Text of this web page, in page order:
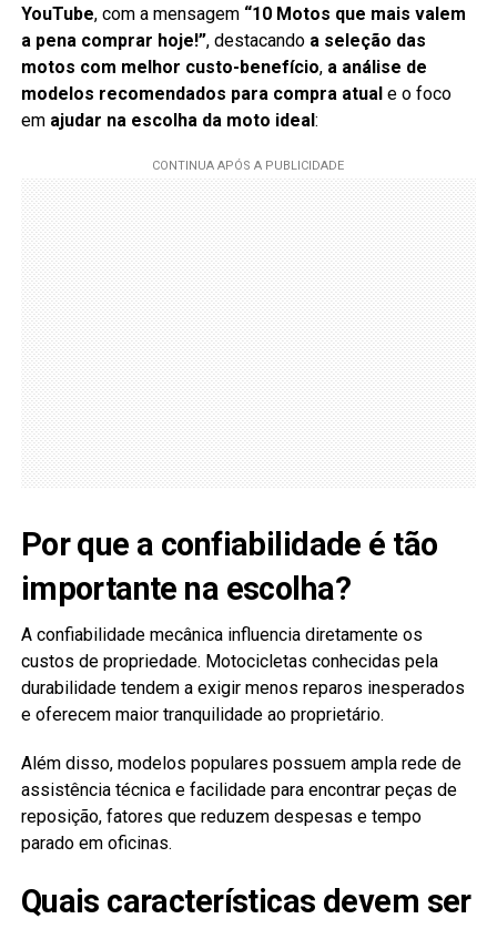
YouTube, com a mensagem “10 Motos que mais valem
a pena comprar hoje!”, destacando a seleção das
motos com melhor custo-benefício, a análise de
modelos recomendados para compra atual e o foco
em ajudar na escolha da moto ideal :
Por que a confiabilidade é tão
importante na escolha?
A confiabilidade mecânica influencia diretamente os
custos de propriedade. Motocicletas conhecidas pela
durabilidade tendem a exigir menos reparos inesperados
e oferecem maior tranquilidade ao proprietário.
Além disso, modelos populares possuem ampla rede de
assistência técnica e facilidade para encontrar peças de
reposição, fatores que reduzem despesas e tempo
parado em oficinas.
Quais características devem ser